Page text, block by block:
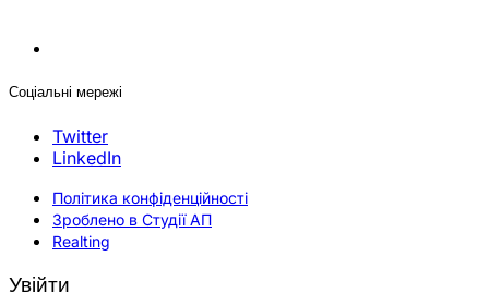
Соціальні мережі
Twitter
LinkedIn
Політика конфіденційності
Зроблено в Студії АП
Realting
Увійти